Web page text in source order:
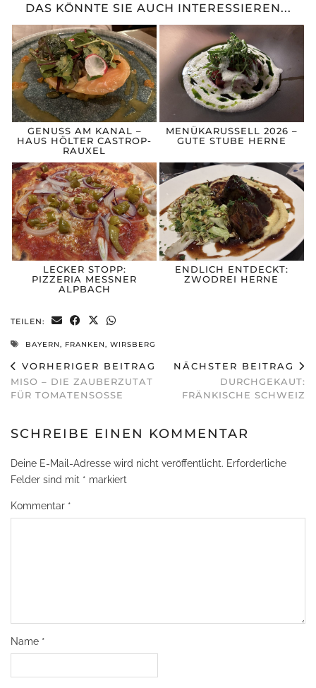
DAS KÖNNTE SIE AUCH INTERESSIEREN...
GENUSS AM KANAL –
HAUS HÖLTER CASTROP-
RAUXEL
MENÜKARUSSELL 2026 –
GUTE STUBE HERNE
LECKER STOPP:
PIZZERIA MESSNER
ALPBACH
ENDLICH ENTDECKT:
ZWODREI HERNE
TEILEN:
BAYERN, FRANKEN, WIRSBERG
VORHERIGER BEITRAG
MISO – DIE ZAUBERZUTAT
FÜR TOMATENSOSSE
NÄCHSTER BEITRAG
DURCHGEKAUT:
FRÄNKISCHE SCHWEIZ
SCHREIBE EINEN KOMMENTAR
Deine E-Mail-Adresse wird nicht veröffentlicht. Erforderliche
Felder sind mit * markiert
Kommentar *
Name *